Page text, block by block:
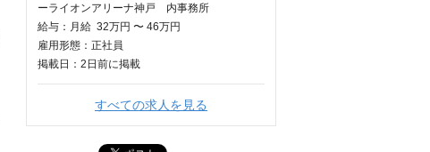
ーライオンアリーナ神戸 内事務所
給与： 月給 32万円 〜 46万円
雇用形態：正社員
掲載日： 2日 前に掲載
すべての求人を見る